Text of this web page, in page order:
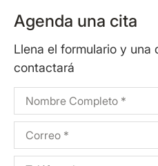
Agenda una cita
Llena el formulario y una
contactará